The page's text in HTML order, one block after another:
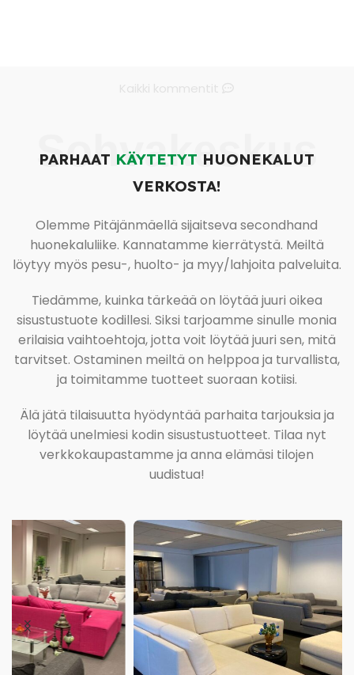
Sohvakeskus
PARHAAT KÄYTETYT HUONEKALUT
VERKOSTA!
Olemme Pitäjänmäellä sijaitseva secondhand
huonekaluliike. Kannatamme kierrätystä. Meiltä
löytyy myös pesu-, huolto- ja myy/lahjoita palveluita.
Tiedämme, kuinka tärkeää on löytää juuri oikea
sisustustuote kodillesi. Siksi tarjoamme sinulle monia
erilaisia vaihtoehtoja, jotta voit löytää juuri sen, mitä
tarvitset. Ostaminen meiltä on helppoa ja turvallista,
ja toimitamme tuotteet suoraan kotiisi.
Älä jätä tilaisuutta hyödyntää parhaita tarjouksia ja
löytää unelmiesi kodin sisustustuotteet. Tilaa nyt
verkkokaupastamme ja anna elämäsi tilojen
uudistua!